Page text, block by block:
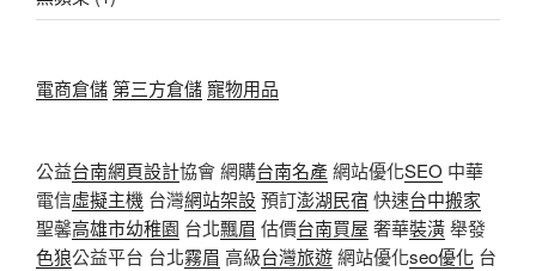
電商倉儲第三方倉儲寵物用品
公益台南網頁設計協會 網購台南名產網站優化SEO 中華
電信虛擬主機 台灣網站架設預訂澎湖民宿 快速台中搬家
聖馨高雄市幼稚園 台北飄眉 估價台南買屋 奢華裝潢舉發
色狼公益平台 台北霧眉 高級台灣旅遊網站優化seo優化 台